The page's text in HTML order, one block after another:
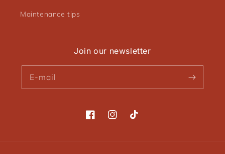
Maintenance tips
Join our newsletter
E-mail
FacebookInstagramTikTok